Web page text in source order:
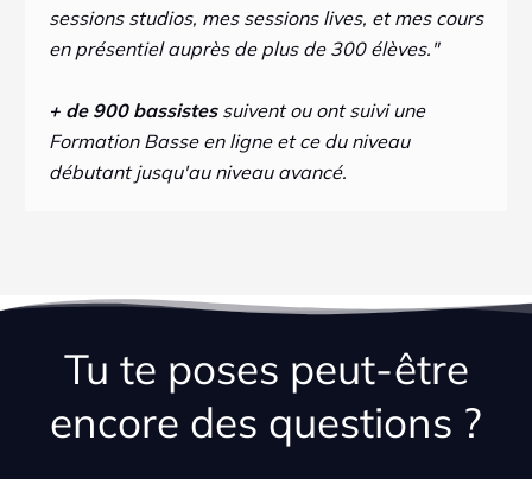
sessions studios, mes sessions lives, et mes cours
en présentiel auprès de plus de 300 élèves."
+ de 900 bassistessuivent ou ont suivi une
Formation Basse en ligne et ce du niveau
débutant jusqu'au niveau avancé.
Tu te poses peut-être
encore des questions ?